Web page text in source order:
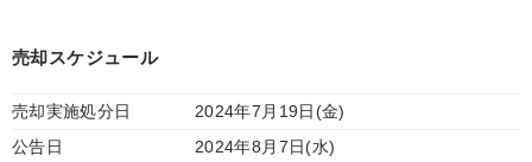
売却スケジュール
売却実施処分日
2024年7月19日(金)
公告日
2024年8月7日(水)